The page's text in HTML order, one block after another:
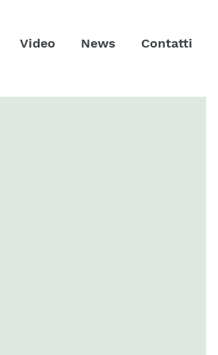
Video News Contatti